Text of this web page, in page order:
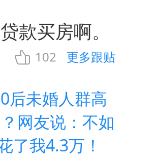
款买房啊。
102 更多跟贴
后未婚人群高
网友说：不如
了我4.3万！